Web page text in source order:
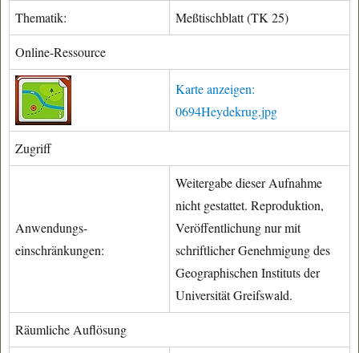
Thematik: Meßtischblatt (TK 25)
Online-Ressource
Karte anzeigen:
0694Heydekrug.jpg
Zugriff
Anwendungs-
einschränkungen:
Weitergabe dieser Aufnahme
nicht gestattet. Reproduktion,
Veröffentlichung nur mit
schriftlicher Genehmigung des
Geographischen Instituts der
Universität Greifswald.
Räumliche Auflösung